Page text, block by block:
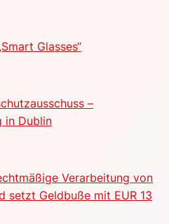
Glasses“
–
in Dublin
Verarbeitung von
setzt Geldbuße mit EUR 13